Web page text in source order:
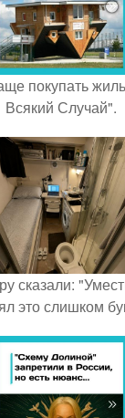
покупать
Всякий Случай".
сказали:
это слишком